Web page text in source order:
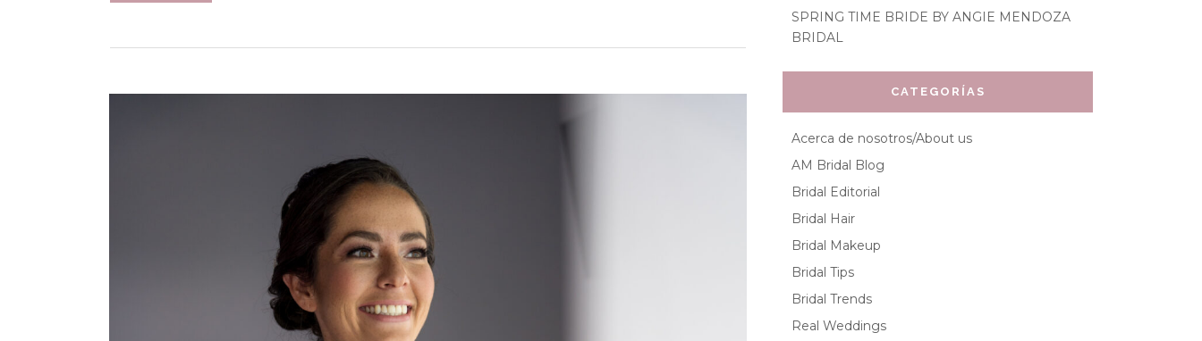
SPRING TIME BRIDE BY ANGIE MENDOZA
BRIDAL
CATEGORÍAS
Acerca de nosotros/About us
AM Bridal Blog
Bridal Editorial
Bridal Hair
Bridal Makeup
Bridal Tips
Bridal Trends
Real Weddings